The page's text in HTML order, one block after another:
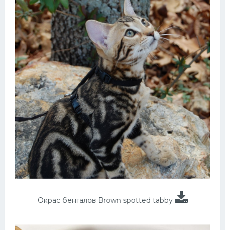
Окрас бенгалов Brown spotted tabby